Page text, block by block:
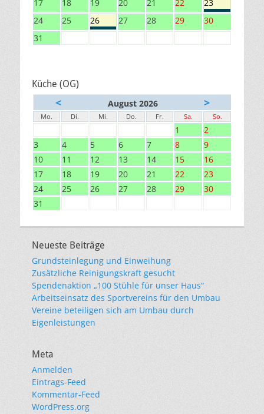
17
18 19 20 21 22
23
24
25 26 27 28 29
30
31
Küche (OG)
< August 2026 >
Mo. Di. Mi. Do. Fr. Sa. So.
1
2
3
4 5 6 7 8
9
10
11 12 13 14 15
16
17
18 19 20 21 22
23
24
25 26 27 28 29
30
31
Neueste Beiträge
Grundsteinlegung und Einweihung
Zusätzliche Reinigungskraft gesucht
Spendenaktion „100 Stühle für unser Haus“
Arbeitseinsatz des Sportvereins für den Umbau
Vereine beteiligen sich am Umbau durch
Eigenleistungen
Meta
Anmelden
Eintrags-Feed
Kommentar-Feed
WordPress.org